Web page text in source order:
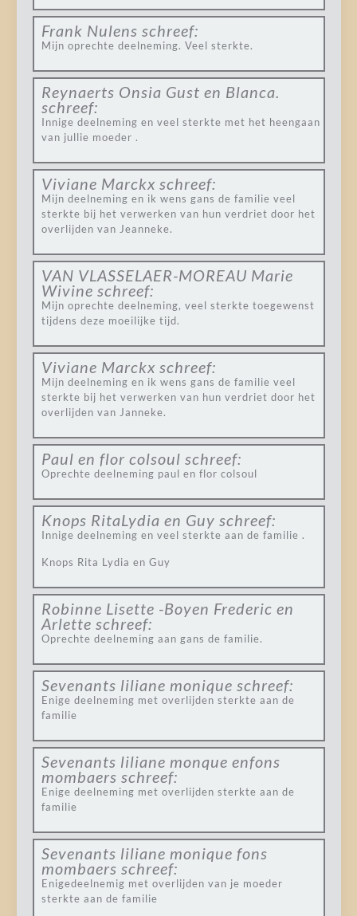
Frank Nulens schreef:
Mijn oprechte deelneming. Veel sterkte.
Reynaerts Onsia Gust en Blanca.
schreef:
Innige deelneming en veel sterkte met het heengaan
van jullie moeder .
Viviane Marckx schreef:
Mijn deelneming en ik wens gans de familie veel
sterkte bij het verwerken van hun verdriet door het
overlijden van Jeanneke.
VAN VLASSELAER-MOREAU Marie
Wivine schreef:
Mijn oprechte deelneming, veel sterkte toegewenst
tijdens deze moeilijke tijd.
Viviane Marckx schreef:
Mijn deelneming en ik wens gans de familie veel
sterkte bij het verwerken van hun verdriet door het
overlijden van Janneke.
Paul en flor colsoul schreef:
Oprechte deelneming paul en flor colsoul
Knops RitaLydia en Guy schreef:
Innige deelneming en veel sterkte aan de familie .
Knops Rita Lydia en Guy
Robinne Lisette -Boyen Frederic en
Arlette schreef:
Oprechte deelneming aan gans de familie.
Sevenants liliane monique schreef:
Enige deelneming met overlijden sterkte aan de
familie
Sevenants liliane monque enfons
mombaers schreef:
Enige deelneming met overlijden sterkte aan de
familie
Sevenants liliane monique fons
mombaers schreef:
Enigedeelnemig met overlijden van je moeder
sterkte aan de familie